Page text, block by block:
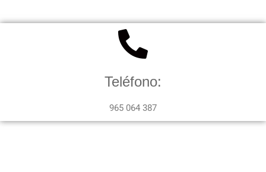
Teléfono:
965 064 387